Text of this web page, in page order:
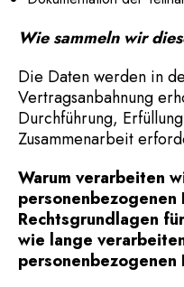
Wie sammeln wir
Die Daten werden in
Vertragsanbahnung
Durchführung,
Zusammenarbeit
Warum verarbeiten
Rechtsgrundlagen
wie lange
personenbezogenen